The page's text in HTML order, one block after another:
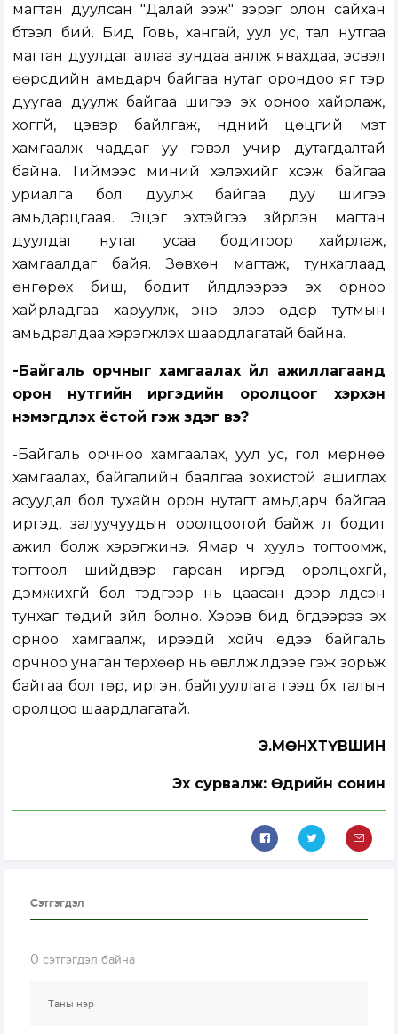
магтан дуулсан "Далай ээж" зэрэг олон сайхан
бүтээл бий. Бид Говь, хангай, уул ус, тал нутгаа
магтан дуулдаг атлаа зундаа аялж явахдаа, эсвэл
өөрсдийн амьдарч байгаа нутаг орондоо яг тэр
дуугаа дуулж байгаа шигээ эх орноо хайрлаж,
хоггүй, цэвэр байлгаж, нүдний цөцгий мэт
хамгаалж чаддаг уу гэвэл учир дутагдалтай
байна. Тиймээс миний хэлэхийг хүсэж байгаа
уриалга бол дуулж байгаа дуу шигээ
амьдарцгаая. Эцэг эхтэйгээ зүйрлэн магтан
дуулдаг нутаг усаа бодитоор хайрлаж,
хамгаалдаг байя. Зөвхөн магтаж, тунхаглаад
өнгөрөх биш, бодит үйлдлээрээ эх орноо
хайрладгаа харуулж, энэ үзлээ өдөр тутмын
амьдралдаа хэрэгжүүлэх шаардлагатай байна.
-Байгаль орчныг хамгаалах үйл ажиллагаанд
орон нутгийн иргэдийн оролцоог хэрхэн
нэмэгдүүлэх ёстой гэж үздэг вэ?
-Байгаль орчноо хамгаалах, уул ус, гол мөрнөө
хамгаалах, байгалийн баялгаа зохистой ашиглах
асуудал бол тухайн орон нутагт амьдарч байгаа
иргэд, залуучуудын оролцоотой байж л бодит
ажил болж хэрэгжинэ. Ямар ч хууль тогтоомж,
тогтоол шийдвэр гарсан иргэд оролцохгүй,
дэмжихгүй бол тэдгээр нь цаасан дээр үлдсэн
тунхаг төдий зүйл болно. Хэрэв бид бүгдээрээ эх
орноо хамгаалж, ирээдүй хойч үедээ байгаль
орчноо унаган төрхөөр нь өвлүүлж үлдээе гэж зорьж
байгаа бол төр, иргэн, байгууллага гээд бүх талын
оролцоо шаардлагатай.
Э.МӨНХТҮВШИН
Эх сурвалж: Өдрийн сонин
Сэтгэгдэл
0 сэтгэгдэл байна